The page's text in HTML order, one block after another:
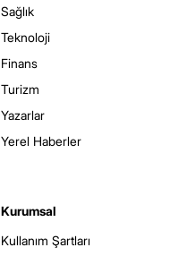
Sağlık
Teknoloji
Finans
Turizm
Yazarlar
Yerel Haberler
Kurumsal
Kullanım Şartları